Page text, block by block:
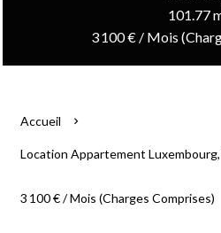
101.77
3 100 € / Mois
Accueil
Location Appartement Luxembourg,
3 100 € / Mois (Charges Comprises)